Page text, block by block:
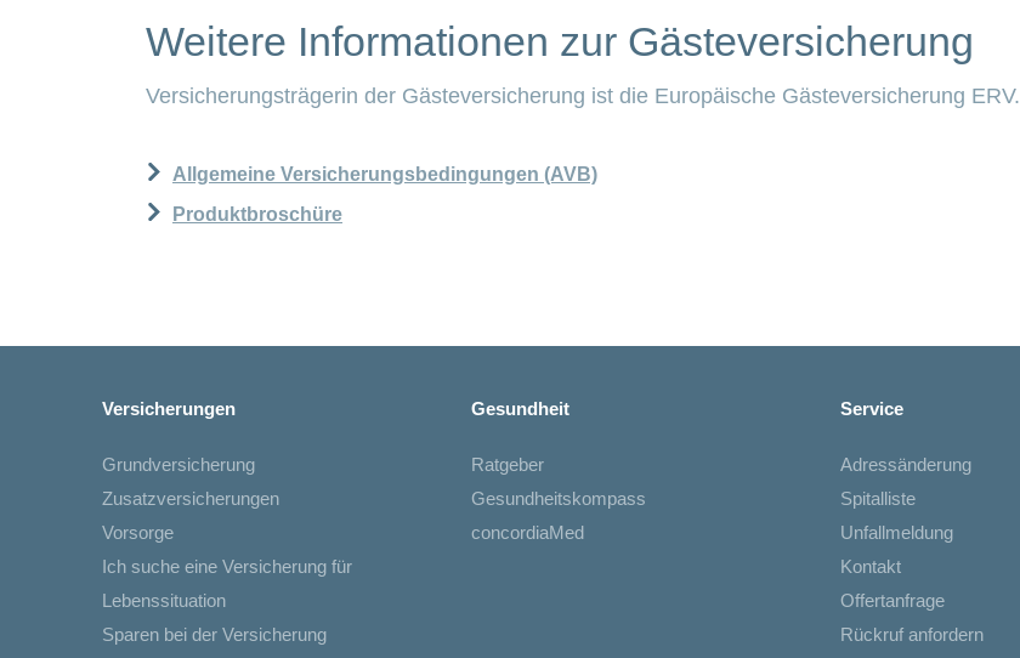
Weitere Informationen zur Gästeversicherung
Versicherungsträgerin der Gästeversicherung ist die Europäische Gästeversicherung ERV.
Allgemeine Versicherungsbedingungen (AVB)
Produktbroschüre
Versicherungen
Grundversicherung
Zusatzversicherungen
Vorsorge
Ich suche eine Versicherung für
Lebenssituation
Sparen bei der Versicherung
Gesundheit
Ratgeber
Gesundheitskompass
concordiaMed
Service
Adressänderung
Spitalliste
Unfallmeldung
Kontakt
Offertanfrage
Rückruf anfordern